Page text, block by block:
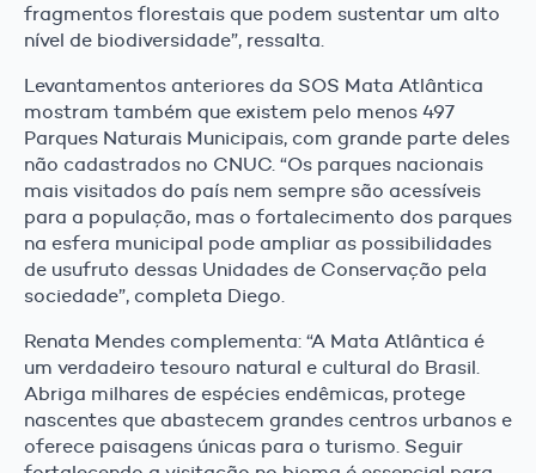
fragmentos florestais que podem sustentar um alto
nível de biodiversidade”, ressalta.
Levantamentos anteriores da SOS Mata Atlântica
mostram também que existem pelo menos 497
Parques Naturais Municipais, com grande parte deles
não cadastrados no CNUC. “Os parques nacionais
mais visitados do país nem sempre são acessíveis
para a população, mas o fortalecimento dos parques
na esfera municipal pode ampliar as possibilidades
de usufruto dessas Unidades de Conservação pela
sociedade”, completa Diego.
Renata Mendes complementa: “A Mata Atlântica é
um verdadeiro tesouro natural e cultural do Brasil.
Abriga milhares de espécies endêmicas, protege
nascentes que abastecem grandes centros urbanos e
oferece paisagens únicas para o turismo. Seguir